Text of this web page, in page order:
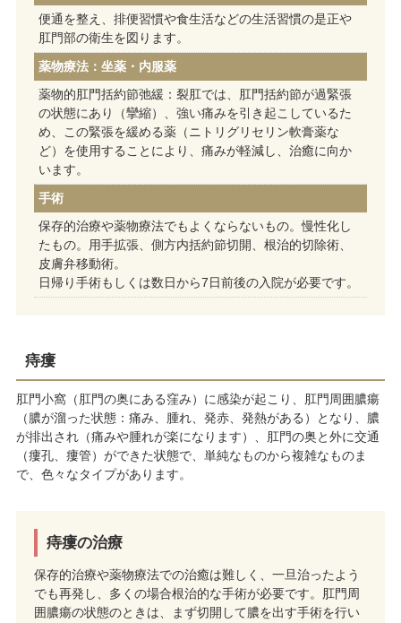
便通を整え、排便習慣や食生活などの生活習慣の是正や
肛門部の衛生を図ります。
薬物療法：坐薬・内服薬
薬物的肛門括約節弛緩：裂肛では、肛門括約節が過緊張
の状態にあり（攣縮）、強い痛みを引き起こしているた
め、この緊張を緩める薬（ニトリグリセリン軟膏薬な
ど）を使用することにより、痛みが軽減し、治癒に向か
います。
手術
保存的治療や薬物療法でもよくならないもの。慢性化し
たもの。用手拡張、側方内括約節切開、根治的切除術、
皮膚弁移動術。
日帰り手術もしくは数日から7日前後の入院が必要です。
痔瘻
肛門小窩（肛門の奥にある窪み）に感染が起こり、肛門周囲膿瘍
（膿が溜った状態：痛み、腫れ、発赤、発熱がある）となり、膿
が排出され（痛みや腫れが楽になります）、肛門の奥と外に交通
（瘻孔、瘻管）ができた状態で、単純なものから複雑なものま
で、色々なタイプがあります。
痔瘻の治療
保存的治療や薬物療法での治癒は難しく、一旦治ったよう
でも再発し、多くの場合根治的な手術が必要です。肛門周
囲膿瘍の状態のときは、まず切開して膿を出す手術を行い